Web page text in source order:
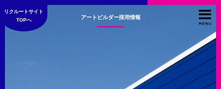
リクルートサイト
TOPへ
アートビルダー採用情報